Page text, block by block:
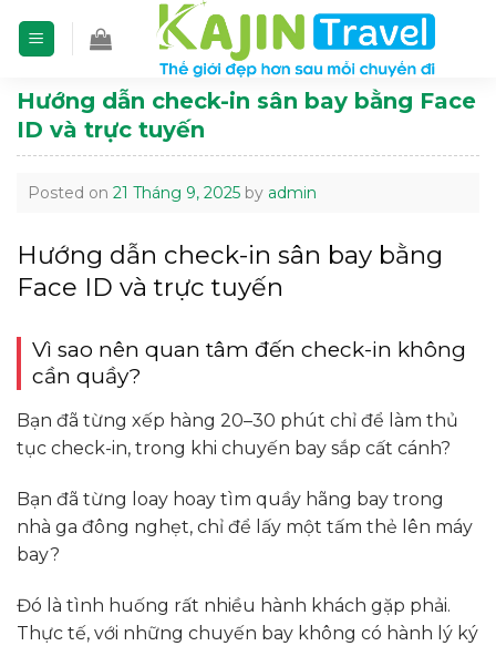
Hướng dẫn check-in sân bay bằng Face
ID và trực tuyến
Posted on 21 Tháng 9, 2025 by admin
Hướng dẫn check-in sân bay bằng
Face ID và trực tuyến
Vì sao nên quan tâm đến check-in không
cần quầy?
Bạn đã từng xếp hàng 20–30 phút chỉ để làm thủ
tục check-in, trong khi chuyến bay sắp cất cánh?
Bạn đã từng loay hoay tìm quầy hãng bay trong
nhà ga đông nghẹt, chỉ để lấy một tấm thẻ lên máy
bay?
Đó là tình huống rất nhiều hành khách gặp phải.
Thực tế, với những chuyến bay không có hành lý ký